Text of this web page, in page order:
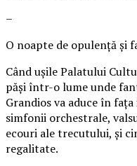
–
O noapte de opulență și
Când ușile Palatului
păși într-o lume unde
Grandios va aduce în
simfonii orchestrale,
ecouri ale trecutului, și
regalitate.